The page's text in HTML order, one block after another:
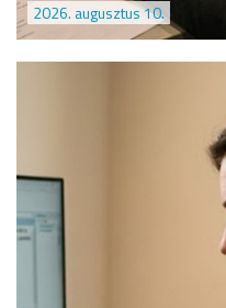
2026. augusztus 10.